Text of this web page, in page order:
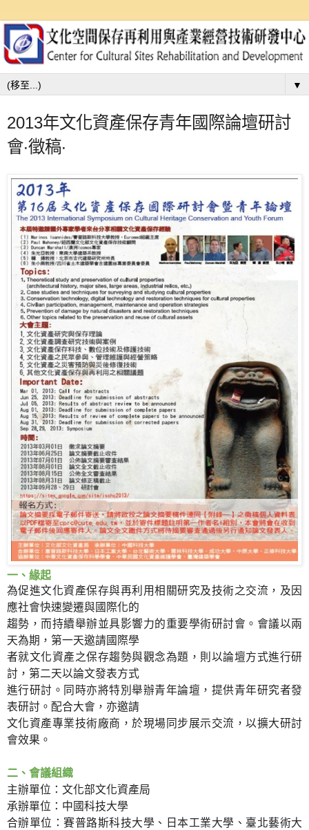
▼
2013年文化資產保存青年國際論壇研討
會‧徵稿‧
一、緣起
為促進文化資產保存與再利用相關研究及技術之交流，及因
應社會快速變遷與國際化的
趨勢，而持續舉辦並具影響力的重要學術研討會。會議以兩
天為期，第一天邀請國際學
者就文化資產之保存趨勢與觀念為題，則以論壇方式進行研
討，第二天以論文發表方式
進行研討。同時亦將特別舉辦青年論壇，提供青年研究者發
表研討。配合大會，亦邀請
文化資產專業技術廠商，於現場同步展示交流，以擴大研討
會效果。
二、會議組織
主辦單位：文化部文化資產局
承辦單位：中國科技大學
合辦單位：賽普路斯科技大學、日本工業大學、臺北藝術大